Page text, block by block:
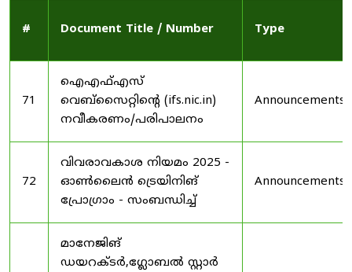
# Document Title / Number Type
71
ഐഎഫ്എസ്
വെബ്‌സൈറ്റിന്റെ (ifs.nic.in)
നവീകരണം/പരിപാലനം
Announcements
72
വിവരാവകാശ നിയമം 2025 -
ഓൺലൈൻ ട്രെയിനിങ്
പ്രോഗ്രാം - സംബന്ധിച്ച്
Announcements
മാനേജിങ്
ഡയറക്ടർ,ഗ്ലോബൽ സ്റ്റാർ